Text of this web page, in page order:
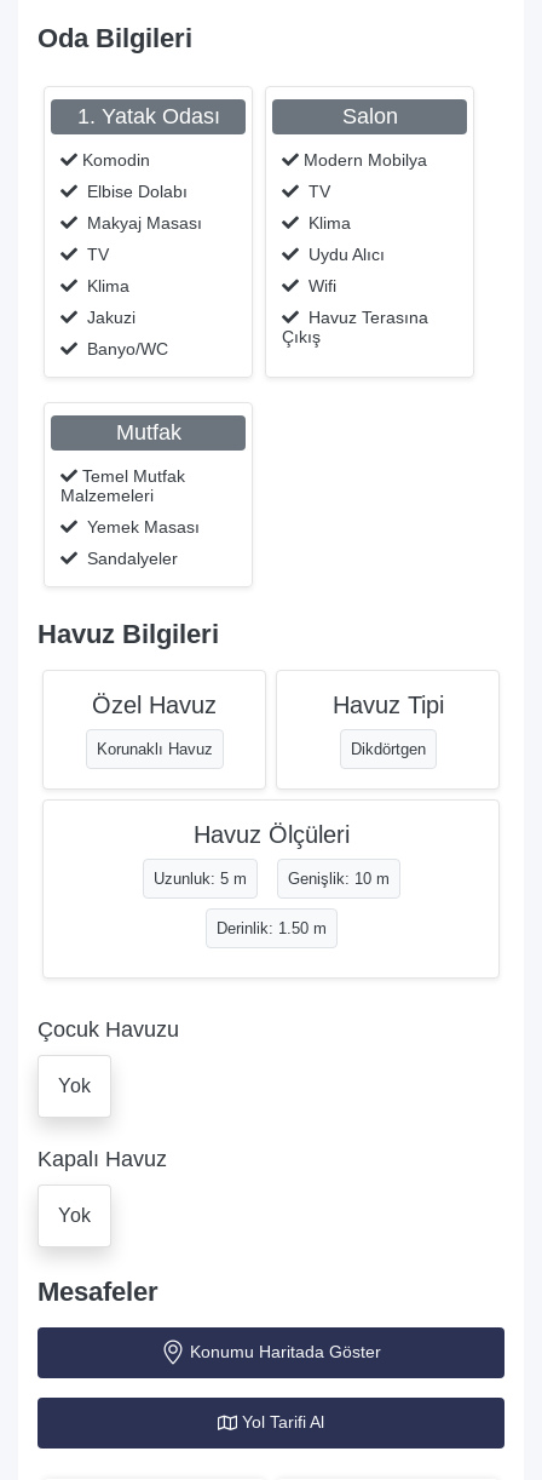
Oda Bilgileri
1. Yatak Odası
Komodin
Elbise Dolabı
Makyaj Masası
TV
Klima
Jakuzi
Banyo/WC
Salon
Modern Mobilya
TV
Klima
Uydu Alıcı
Wifi
Havuz Terasına
Çıkış
Mutfak
Temel Mutfak
Malzemeleri
Yemek Masası
Sandalyeler
Havuz Bilgileri
Özel Havuz
Korunaklı Havuz
Havuz Tipi
Dikdörtgen
Havuz Ölçüleri
Uzunluk: 5 m Genişlik: 10 m
Derinlik: 1.50 m
Çocuk Havuzu
Yok
Kapalı Havuz
Yok
Mesafeler
Konumu Haritada Göster
Yol Tarifi Al